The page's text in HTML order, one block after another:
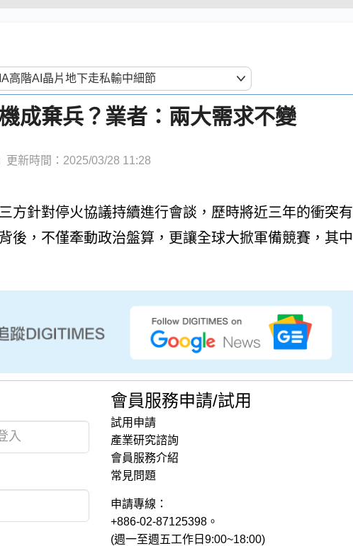
成棄兵？業者：兩大需求不變
更新時間：2025/03/28 11:28
方針對停火協議持續進行會談，歷時將近三年的衝突有
後，不僅牽動政治盤算，更讓全球大掀軍備競賽，其中
會員服務申請/試用
試用申請
產業研究諮詢
會員服務介紹
常見問題
申請專線：
+886-02-87125398。
(週一至週五工作日9:00~18:00)